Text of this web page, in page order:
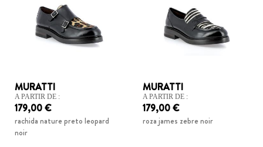
MURATTI
A PARTIR DE :
179,00 €
rachida nature preto leopard
noir
MURATTI
A PARTIR DE :
179,00 €
roza james zebre noir